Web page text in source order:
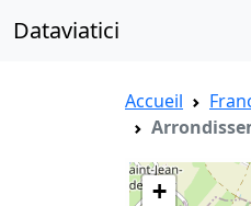
Dataviatici
Accueil
+